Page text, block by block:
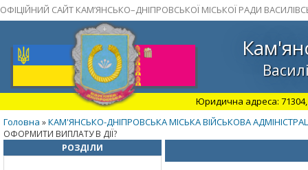
ОФІЦІЙНИЙ САЙТ КАМ’ЯНСЬКО–ДНІПРОВСЬКОЇ МІСЬКОЇ РАДИ
Юридична адреса: 71304,
Головна »КАМ'ЯНСЬКО-ДНІПРОВСЬКА МІСЬКА ВІЙСЬКОВА
ОФОРМИТИ ВИПЛАТУ В ДІЇ?
РОЗДІЛИ